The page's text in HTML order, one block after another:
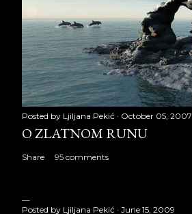
Posted by Ljiljana Pekić October 05, 2007
O ZLATNOM RUNU
Share 95 comments
Posted by Ljiljana Pekić June 15, 2009